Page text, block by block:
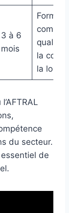
3 à 6
mois
la
la
du secteur.
de